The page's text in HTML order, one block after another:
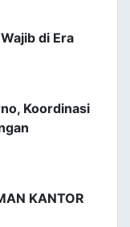
di Era
Koordinasi
KANTOR